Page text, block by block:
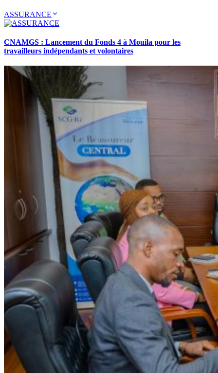
ASSURANCE
CNAMGS : Lancement du Fonds 4 à Mouila pour les
travailleurs indépendants et volontaires